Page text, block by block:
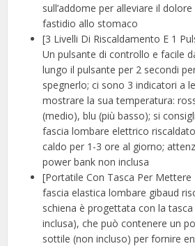
sull’addome per alleviare il
fastidio allo stomaco
[3 Livelli Di Riscaldamento E 1
Un pulsante di controllo e facile
lungo il pulsante per 2 secondi
spegnerlo; ci sono 3 indicatori a
mostrare la sua temperatura:
(medio), blu (più basso); si
fascia lombare elettrico
caldo per 1-3 ore al giorno;
power bank non inclusa
[Portatile Con Tasca Per Mettere
fascia elastica lombare gibaud
schiena è progettata con la
inclusa), che può contenere un
sottile (non incluso) per fornire